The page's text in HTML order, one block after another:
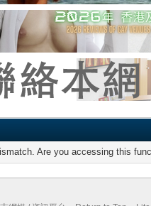
Are you accessing this